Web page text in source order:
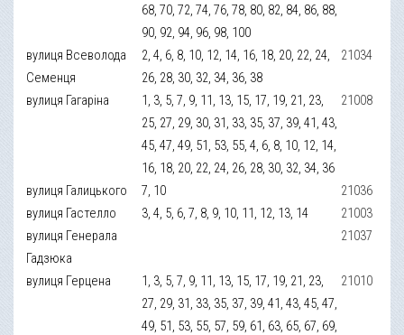
68, 70, 72, 74, 76, 78, 80, 82, 84, 86, 88,
90, 92, 94, 96, 98, 100
вулиця Всеволода
Семенця
2, 4, 6, 8, 10, 12, 14, 16, 18, 20, 22, 24,
26, 28, 30, 32, 34, 36, 38
21034
вулиця Гагаріна
1, 3, 5, 7, 9, 11, 13, 15, 17, 19, 21, 23,
25, 27, 29, 30, 31, 33, 35, 37, 39, 41, 43,
45, 47, 49, 51, 53, 55, 4, 6, 8, 10, 12, 14,
16, 18, 20, 22, 24, 26, 28, 30, 32, 34, 36
21008
вулиця Галицького 7, 10
21036
вулиця Гастелло
3, 4, 5, 6, 7, 8, 9, 10, 11, 12, 13, 14
21003
вулиця Генерала
Гадзюка
21037
вулиця Герцена
1, 3, 5, 7, 9, 11, 13, 15, 17, 19, 21, 23,
27, 29, 31, 33, 35, 37, 39, 41, 43, 45, 47,
49, 51, 53, 55, 57, 59, 61, 63, 65, 67, 69,
21010